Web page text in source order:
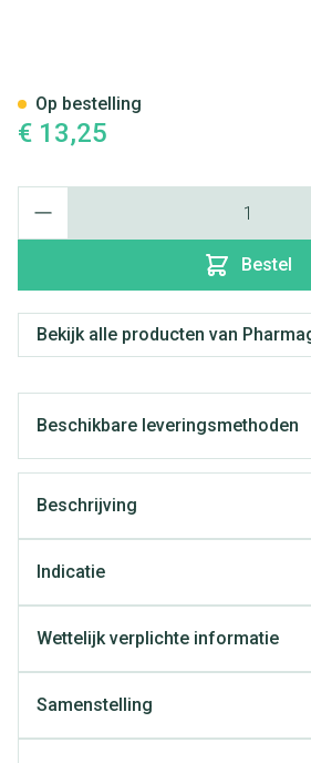
€ 13,25
Bestel
Op bestelling
Bekijk alle producten van
Beschikbare leveringsmethoden
Beschrijving
Indicatie
Wettelijk verplichte informatie
Samenstelling